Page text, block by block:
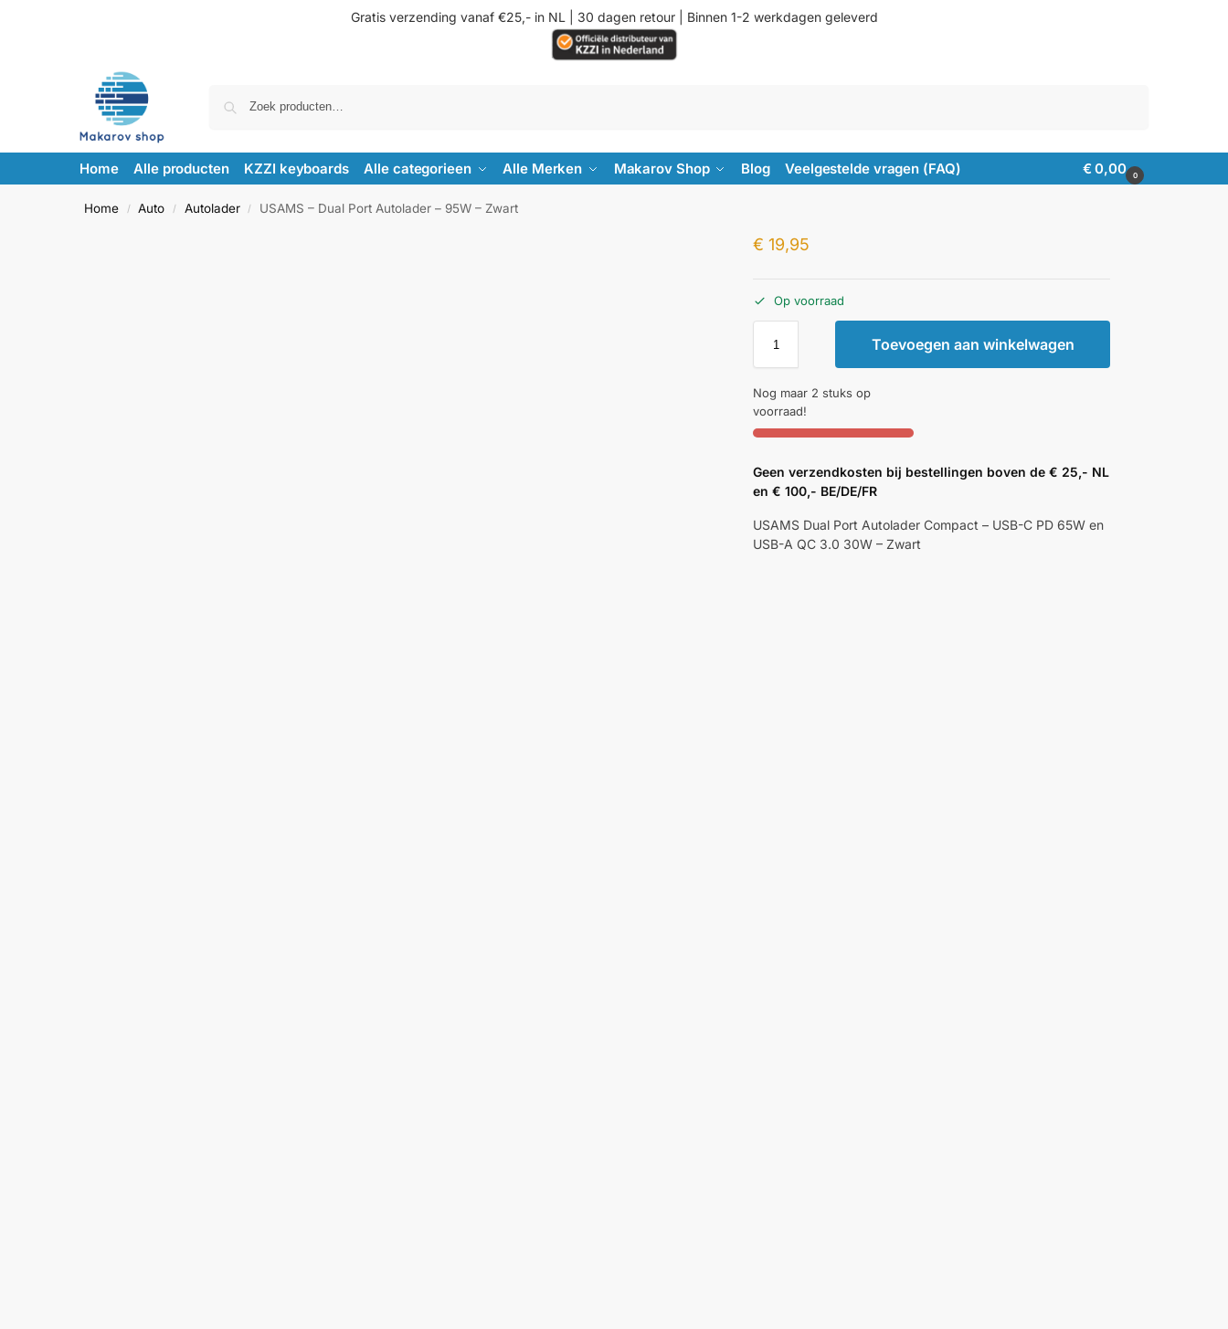
Gratis verzending vanaf €25,- in NL | 30 dagen retour | Binnen 1-2 werkdagen geleverd
Home Alle producten KZZI keyboards Alle categorieen Alle Merken Makarov Shop Blog Veelgestelde vragen (FAQ) €0,00 0
Home / Auto / Autolader / USAMS – Dual Port Autolader – 95W – Zwart
€ 19,95
Op voorraad
Toevoegen aan winkelwagen
Nog maar 2 stuks op
voorraad!
Geen verzendkosten bij bestellingen boven de € 25,- NL
en € 100,- BE/DE/FR
USAMS Dual Port Autolader Compact – USB-C PD 65W en
USB-A QC 3.0 30W – Zwart